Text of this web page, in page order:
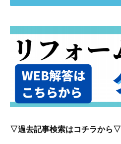
▽過去記事検索はコチラから▽